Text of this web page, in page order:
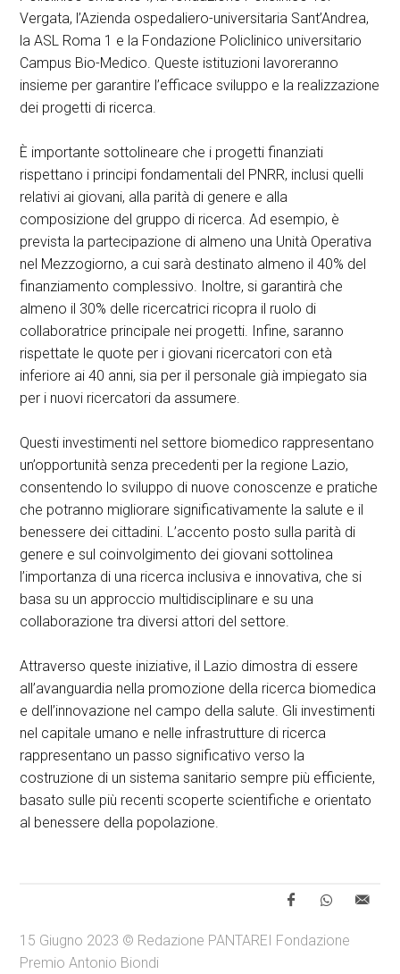
Vergata, l’Azienda ospedaliero-universitaria Sant’Andrea,
la ASL Roma 1 e la Fondazione Policlinico universitario
Campus Bio-Medico. Queste istituzioni lavoreranno
insieme per garantire l’efficace sviluppo e la realizzazione
dei progetti di ricerca.
È importante sottolineare che i progetti finanziati
rispettano i principi fondamentali del PNRR, inclusi quelli
relativi ai giovani, alla parità di genere e alla
composizione del gruppo di ricerca. Ad esempio, è
prevista la partecipazione di almeno una Unità Operativa
nel Mezzogiorno, a cui sarà destinato almeno il 40% del
finanziamento complessivo. Inoltre, si garantirà che
almeno il 30% delle ricercatrici ricopra il ruolo di
collaboratrice principale nei progetti. Infine, saranno
rispettate le quote per i giovani ricercatori con età
inferiore ai 40 anni, sia per il personale già impiegato sia
per i nuovi ricercatori da assumere.
Questi investimenti nel settore biomedico rappresentano
un’opportunità senza precedenti per la regione Lazio,
consentendo lo sviluppo di nuove conoscenze e pratiche
che potranno migliorare significativamente la salute e il
benessere dei cittadini. L’accento posto sulla parità di
genere e sul coinvolgimento dei giovani sottolinea
l’importanza di una ricerca inclusiva e innovativa, che si
basa su un approccio multidisciplinare e su una
collaborazione tra diversi attori del settore.
Attraverso queste iniziative, il Lazio dimostra di essere
all’avanguardia nella promozione della ricerca biomedica
e dell’innovazione nel campo della salute. Gli investimenti
nel capitale umano e nelle infrastrutture di ricerca
rappresentano un passo significativo verso la
costruzione di un sistema sanitario sempre più efficiente,
basato sulle più recenti scoperte scientifiche e orientato
al benessere della popolazione.
15 Giugno 2023 © Redazione PANTAREI Fondazione
Premio Antonio Biondi